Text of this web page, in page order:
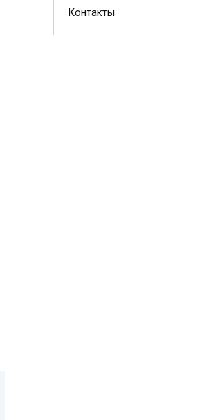
Контакты